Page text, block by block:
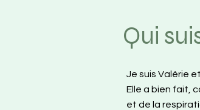
Qui
Je suis Valérie
Elle a bien fait,
et de la